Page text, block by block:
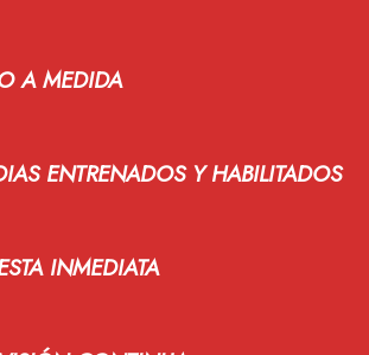
A MEDIDA
ENTRENADOS Y HABILITADOS
INMEDIATA